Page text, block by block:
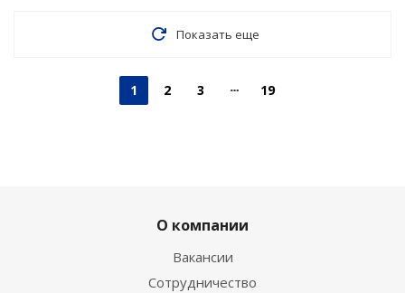
Показать еще
1 2 3 19
О компании
Вакансии
Сотрудничество